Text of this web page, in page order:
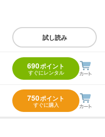
試し読み
690ポイント
すぐにレンタル
750ポイント
すぐに購入